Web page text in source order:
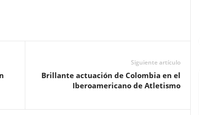
Siguiente artículo
Brillante actuación de Colombia en el
Iberoamericano de Atletismo